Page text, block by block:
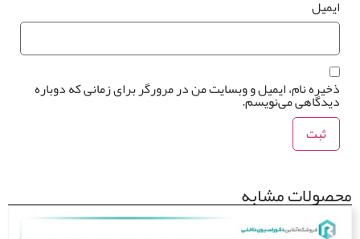
*
نام، ایمیل و وبسایت من در مرورگر برای زمانی که دوباره
می‌نویسم.
مشابه